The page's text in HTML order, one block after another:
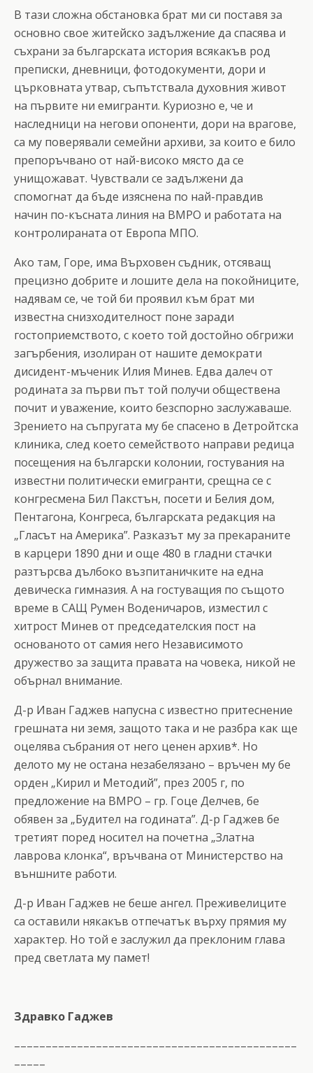
В тази сложна обстановка брат ми си поставя за
основно свое житейско задължение да спасява и
съхрани за българската история всякакъв род
преписки, дневници, фотодокументи, дори и
църковната утвар, съпътствала духовния живот
на първите ни емигранти. Куриозно е, че и
наследници на негови опоненти, дори на врагове,
са му поверявали семейни архиви, за които е било
препоръчвано от най-високо място да се
унищожават. Чувствали се задължени да
спомогнат да бъде изяснена по най-правдив
начин по-късната линия на ВМРО и работата на
контролираната от Европа МПО.
Ако там, Горе, има Върховен съдник, отсяващ
прецизно добрите и лошите дела на покойниците,
надявам се, че той би проявил към брат ми
известна снизходителност поне заради
гостоприемството, с което той достойно обгрижи
загърбения, изолиран от нашите демократи
дисидент-мъченик Илия Минев. Едва далеч от
родината за първи път той получи обществена
почит и уважение, които безспорно заслужаваше.
Зрението на съпругата му бе спасено в Детройтска
клиника, след което семейството направи редица
посещения на български колонии, гостувания на
известни политически емигранти, срещна се с
конгресмена Бил Пакстън, посети и Белия дом,
Пентагона, Конгреса, българската редакция на
„Гласът на Америка”. Разказът му за прекараните
в карцери 1890 дни и още 480 в гладни стачки
разтърсва дълбоко възпитаничките на една
девическа гимназия. А на гостуващия по същото
време в САЩ Румен Воденичаров, изместил с
хитрост Минев от председателския пост на
основаното от самия него Независимото
дружество за защита правата на човека, никой не
обърнал внимание.
Д-р Иван Гаджев напусна с известно притеснение
грешната ни земя, защото така и не разбра как ще
оцелява събрания от него ценен архив*. Но
делото му не остана незабелязано – връчен му бе
орден „Кирил и Методий”, през 2005 г, по
предложение на ВМРО – гр. Гоце Делчев, бе
обявен за „Будител на годината”. Д-р Гаджев бе
третият поред носител на почетна „Златна
лаврова клонка“, връчвана от Министерство на
външните работи.
Д-р Иван Гаджев не беше ангел. Преживелиците
са оставили някакъв отпечатък върху прямия му
характер. Но той е заслужил да преклоним глава
пред светлата му памет!
Здравко Гаджев
–––––––––––––––––––––––––––––––––––––––––––––
–––––